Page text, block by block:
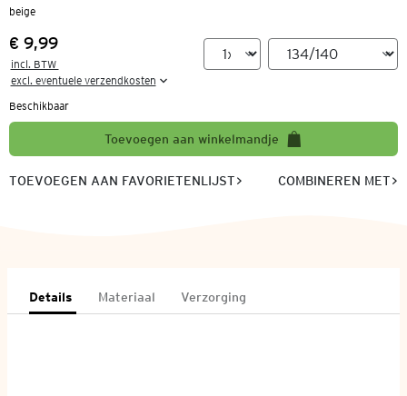
beige
Prijs:
€ 9,99
incl. BTW
excl. eventuele verzendkosten
Beschikbaar
Toevoegen aan winkelmandje
TOEVOEGEN AAN FAVORIETENLIJST COMBINEREN MET
Details Materiaal Verzorging